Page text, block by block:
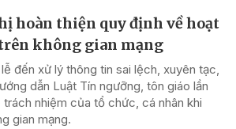
hoàn thiện quy định về hoạt
không gian mạng
đến xử lý thông tin sai lệch, xuyên tạc,
dẫn Luật Tín ngưỡng, tôn giáo lần
nhiệm của tổ chức, cá nhân khi
gian mạng.